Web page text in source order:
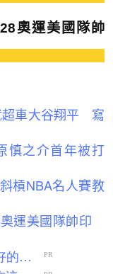
奧運美國隊帥
超車大谷翔平 寫
慎之介首年被打
槓NBA名人賽教
運美國隊帥印